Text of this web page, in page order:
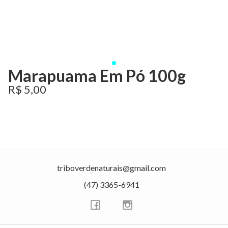
Marapuama Em Pó 100g
R$ 5,00
triboverdenaturais@gmail.com
(47) 3365-6941